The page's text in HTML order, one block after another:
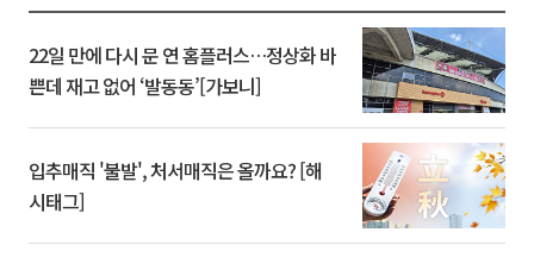
22일 만에 다시 문 연 홈플러스…정상화 바
쁜데 재고 없어 ‘발동동’[가보니]
입추매직 '불발', 처서매직은 올까요? [해
시태그]